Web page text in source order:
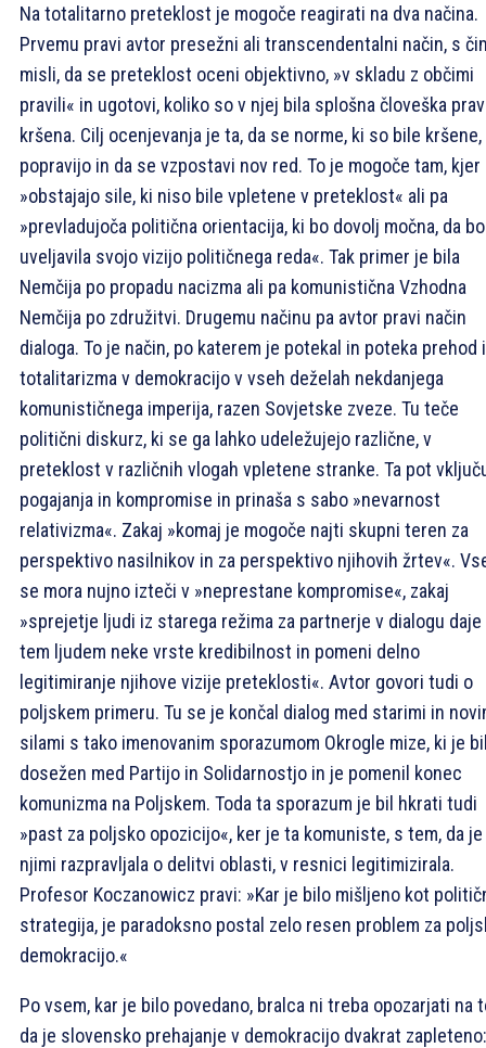
Na totalitarno preteklost je mogoče reagirati na dva načina.
Prvemu pravi avtor presežni ali transcendentalni način, s
misli, da se preteklost oceni objektivno, »v skladu z občimi
pravili« in ugotovi, koliko so v njej bila splošna človeška
kršena. Cilj ocenjevanja je ta, da se norme, ki so bile kršene,
popravijo in da se vzpostavi nov red. To je mogoče tam, kjer
»obstajajo sile, ki niso bile vpletene v preteklost« ali pa
»prevladujoča politična orientacija, ki bo dovolj močna, da bo
uveljavila svojo vizijo političnega reda«. Tak primer je bila
Nemčija po propadu nacizma ali pa komunistična Vzhodna
Nemčija po združitvi. Drugemu načinu pa avtor pravi način
dialoga. To je način, po katerem je potekal in poteka prehod
totalitarizma v demokracijo v vseh deželah nekdanjega
komunističnega imperija, razen Sovjetske zveze. Tu teče
politični diskurz, ki se ga lahko udeležujejo različne, v
preteklost v različnih vlogah vpletene stranke. Ta pot
pogajanja in kompromise in prinaša s sabo »nevarnost
relativizma«. Zakaj »komaj je mogoče najti skupni teren za
perspektivo nasilnikov in za perspektivo njihovih žrtev«.
se mora nujno izteči v »neprestane kompromise«, zakaj
»sprejetje ljudi iz starega režima za partnerje v dialogu daje
tem ljudem neke vrste kredibilnost in pomeni delno
legitimiranje njihove vizije preteklosti«. Avtor govori tudi o
poljskem primeru. Tu se je končal dialog med starimi in
silami s tako imenovanim sporazumom Okrogle mize, ki je
dosežen med Partijo in Solidarnostjo in je pomenil konec
komunizma na Poljskem. Toda ta sporazum je bil hkrati tudi
»past za poljsko opozicijo«, ker je ta komuniste, s tem, da
njimi razpravljala o delitvi oblasti, v resnici legitimizirala.
Profesor Koczanowicz pravi: »Kar je bilo mišljeno kot
strategija, je paradoksno postal zelo resen problem za
demokracijo.«
Po vsem, kar je bilo povedano, bralca ni treba opozarjati na
da je slovensko prehajanje v demokracijo dvakrat zapleteno: